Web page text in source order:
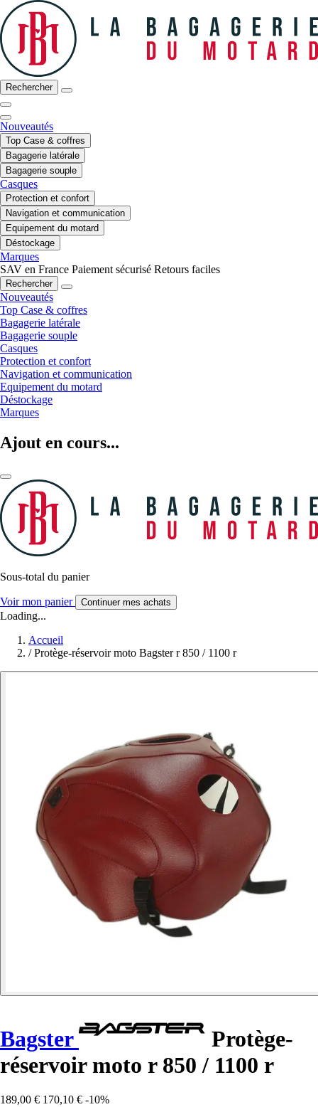
Rechercher
Nouveautés
Top Case & coffres
Bagagerie latérale
Bagagerie souple
Casques
Protection et confort
Navigation et communication
Equipement du motard
Déstockage
Marques
SAV en France Paiement sécurisé Retours faciles
Rechercher
Nouveautés
Top Case & coffres
Bagagerie latérale
Bagagerie souple
Casques
Protection et confort
Navigation et communication
Equipement du motard
Déstockage
Marques
Ajout en cours...
Sous-total du panier
Voir mon panier Continuer mes achats
Loading...
Accueil
/ Protège-réservoir moto Bagster r 850 / 1100 r
Bagster
Protège-
réservoir moto r 850 / 1100 r
189,00 € 170,10 € -10%